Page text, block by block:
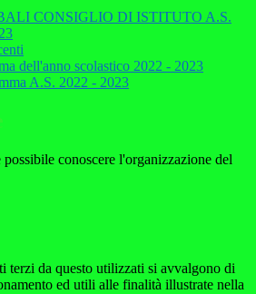
CONSIGLIO DI ISTITUTO A.S.
dell'anno scolastico 2022 - 2023
A.S. 2022 - 2023
conoscere l'organizzazione del
terzi da questo utilizzati si avvalgono di
ed utili alle finalità illustrate nella